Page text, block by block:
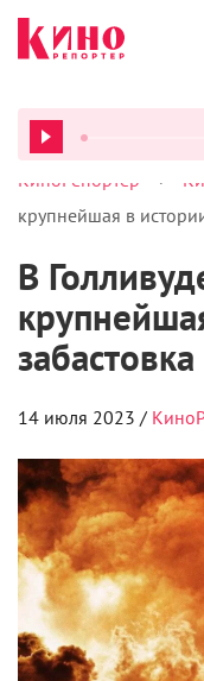
ВСЕ ПОДКАСТЫ
КиноРепортер >
крупнейшая в
В
14 июля 2023 /